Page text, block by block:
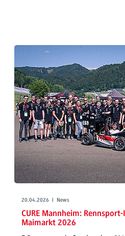
20.04.2026 | News
CURE Mannheim:
Maimarkt 2026